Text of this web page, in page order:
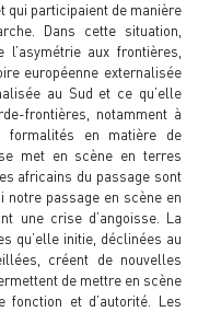
qui participaient de manière
Dans cette situation,
aux frontières,
européenne externalisée
au Sud et ce qu’elle
frontières, notamment à
formalités en matière de
met en scène en terres
africains du passage sont
notre passage en scène en
une crise d’angoisse. La
qu’elle initie, déclinées au
créent de nouvelles
de mettre en scène
fonction et d’autorité. Les